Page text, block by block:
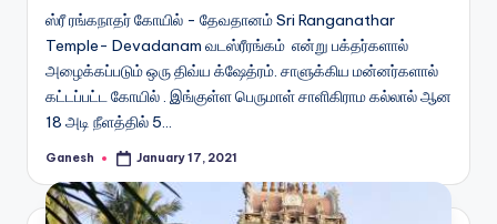
ஸ்ரீ ரங்கநாதர் கோயில் - தேவதானம் Sri Ranganathar
Temple- Devadanam வடஸ்ரீரங்கம் என்று பக்தர்களால்
அழைக்கப்படும் ஒரு திவ்ய க்ஷேத்ரம். சாளுக்கிய மன்னர்களால்
கட்டப்பட்ட கோயில் . இங்குள்ள பெருமாள் சாளிகிராம கல்லால் ஆன
18 அடி நீளத்தில் 5…
Posted
Ganesh January 17, 2021